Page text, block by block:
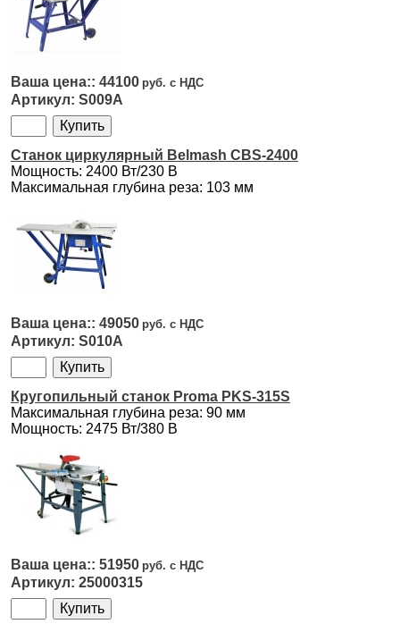
44100
S009A
Станок циркулярный Belmash CBS-2400
Мощность: 2400 Вт/230 В
Максимальная глубина реза: 103 мм
49050
S010A
Кругопильный станок Proma PKS-315S
Максимальная глубина реза: 90 мм
Мощность: 2475 Вт/380 В
51950
25000315